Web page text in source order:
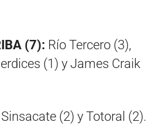
(7): Río Tercero (3),
(1) y James Craik
Sinsacate (2) y Totoral (2).